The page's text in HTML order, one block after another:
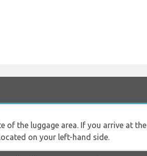
of the luggage area. If you arrive at the
on your left-hand side.